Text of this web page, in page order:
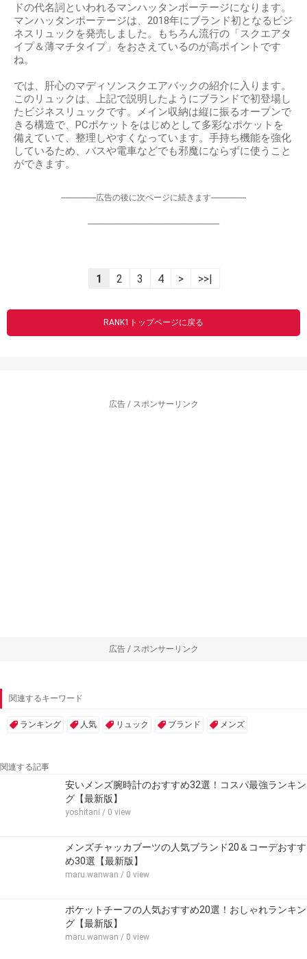
ドの代名詞といわれるマンハッタンポーテージになります。
マンハッタンポーテージは、2018年にブランド初となるビジ
ネスリュックを発売しました。もちろん流行の「スクエアタ
イプ＆薄マチタイプ」をおさえているのが高ポイントです
ね。
では、肝心のマディソンスクエアバックの紹介に入ります。
このリュックは、上記で説明したようにブランドで初登場し
たビジネスリュックです。メイン収納は縦に振るオープンで
きる構造で、PCポケットをはじめとして多彩なポケットを
備えていて、整理しやすくなっています。手持ち機能を強化
しているため、バスや電車などでも邪魔にならずに使うこと
ができます。
-----------------広告の後に次ページに続きます-----------------
----------------------------------------------------------------
1 2 3 4 > >>|
RANK1トップページに戻る
広告 / スポンサーリンク
広告 / スポンサーリンク
関連するキーワード
ランキング 人気 リュック ブランド メンズ
関連する記事
安いメンズ腕時計のおすすめ32選！コスパ最強ランキン
グ【最新版】
yoshitani / 0 view
メンズチャッカブーツの人気ブランド20＆コーデおすす
め30選【最新版】
maru.wanwan / 0 view
ポケットチーフの人気おすすめ20選！おしゃれランキン
グ【最新版】
maru.wanwan / 0 view